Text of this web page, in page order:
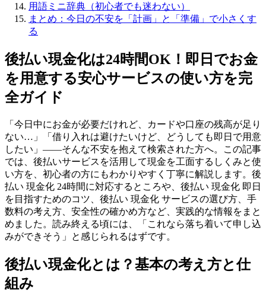
用語ミニ辞典（初心者でも迷わない）
まとめ：今日の不安を「計画」と「準備」で小さくす
る
後払い現金化は24時間OK！即日でお金
を用意する安心サービスの使い方を完
全ガイド
「今日中にお金が必要だけれど、カードや口座の残高が足り
ない…」「借り入れは避けたいけど、どうしても即日で用意
したい」——そんな不安を抱えて検索された方へ。この記事
では、後払いサービスを活用して現金を工面するしくみと使
い方を、初心者の方にもわかりやすく丁寧に解説します。後
払い 現金化 24時間に対応するところや、後払い 現金化 即日
を目指すためのコツ、後払い 現金化 サービスの選び方、手
数料の考え方、安全性の確かめ方など、実践的な情報をまと
めました。読み終える頃には、「これなら落ち着いて申し込
みができそう」と感じられるはずです。
後払い現金化とは？基本の考え方と仕
組み